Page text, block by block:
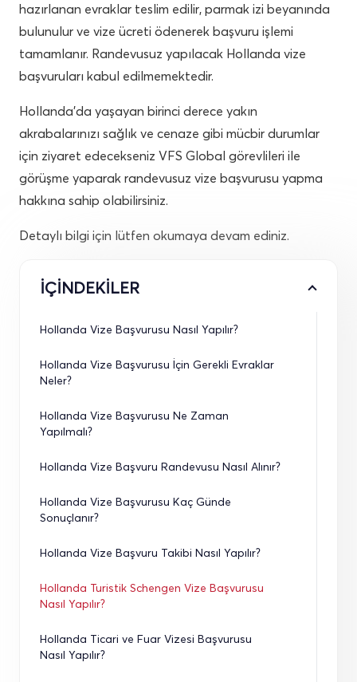
hazırlanan evraklar teslim edilir, parmak izi beyanında
bulunulur ve vize ücreti ödenerek başvuru işlemi
tamamlanır. Randevusuz yapılacak Hollanda vize
başvuruları kabul edilmemektedir.
Hollanda’da yaşayan birinci derece yakın
akrabalarınızı sağlık ve cenaze gibi mücbir durumlar
için ziyaret edecekseniz VFS Global görevlileri ile
görüşme yaparak randevusuz vize başvurusu yapma
hakkına sahip olabilirsiniz.
Detaylı bilgi için lütfen okumaya devam ediniz.
İÇİNDEKİLER
Hollanda Vize Başvurusu Nasıl Yapılır?
Hollanda Vize Başvurusu İçin Gerekli Evraklar
Neler?
Hollanda Vize Başvurusu Ne Zaman
Yapılmalı?
Hollanda Vize Başvuru Randevusu Nasıl Alınır?
Hollanda Vize Başvurusu Kaç Günde
Sonuçlanır?
Hollanda Vize Başvuru Takibi Nasıl Yapılır?
Hollanda Turistik Schengen Vize Başvurusu
Nasıl Yapılır?
Hollanda Ticari ve Fuar Vizesi Başvurusu
Nasıl Yapılır?